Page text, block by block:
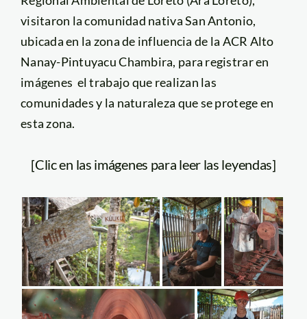
visitaron la comunidad nativa San Antonio,
ubicada en la zona de influencia de la ACR Alto
Nanay-Pintuyacu Chambira, para registrar en
imágenes el trabajo que realizan las
comunidades y la naturaleza que se protege en
esta zona.
[Clic en las imágenes para leer las leyendas]